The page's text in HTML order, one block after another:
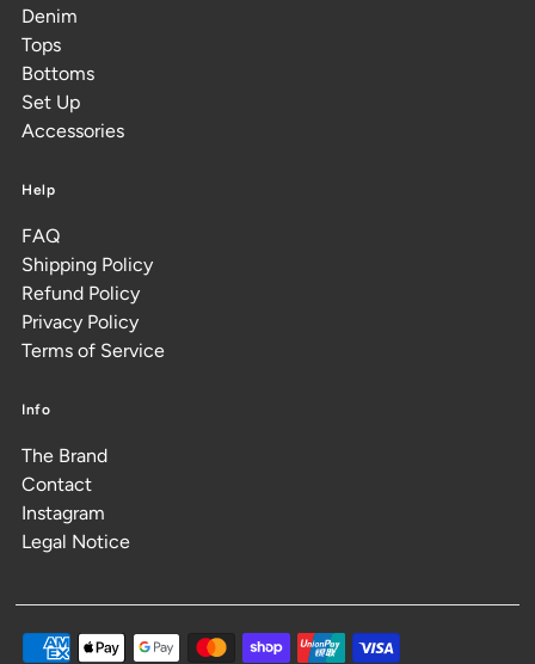
Denim
Tops
Bottoms
Set Up
Accessories
Help
FAQ
Shipping Policy
Refund Policy
Privacy Policy
Terms of Service
Info
The Brand
Contact
Instagram
Legal Notice